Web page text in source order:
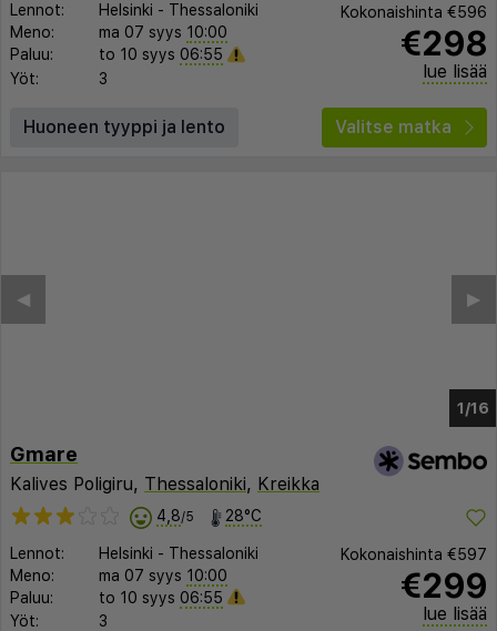
Lennot: Helsinki - Thessaloniki
Meno:
ma 07 syys 10:00
Paluu:
to 10 syys 06:55
Yöt:
3
Kokonaishinta €596
€298
lue lisää
Huoneen tyyppi ja lento Valitse matka
1/11
▶︎
◀︎
Gmare
Kalives Poligiru, Thessaloniki, Kreikka
4,8/5 28°C
Lennot: Helsinki - Thessaloniki
Meno:
ma 07 syys 10:00
Paluu:
to 10 syys 06:55
Yöt:
3
Kokonaishinta €597
€299
lue lisää